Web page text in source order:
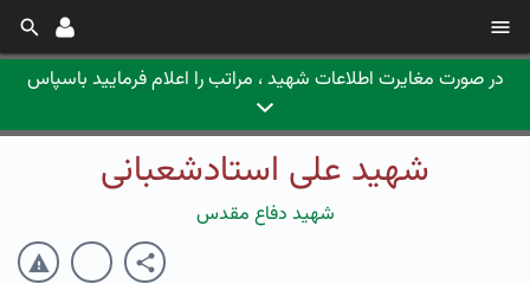
در صورت مغایرت اطلاعات شهید ، مراتب را اعلام فرمایید باسپاس
شهید علی استادشعبانی
شهید دفاع مقدس